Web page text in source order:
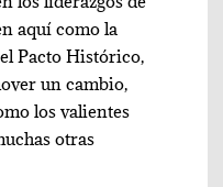
aquí como la
Pacto Histórico,
un cambio,
los valientes
otras